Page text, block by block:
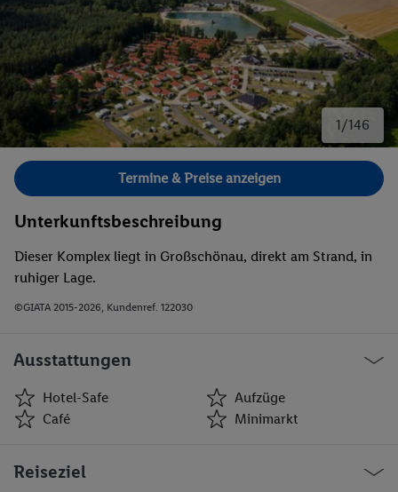
1/146
Bild 1 von 146.
Termine & Preise anzeigen
Unterkunftsbeschreibung
Dieser Komplex liegt in Großschönau, direkt am Strand, in
ruhiger Lage.
©GIATA 2015-2026, Kundenref. 122030
Ausstattungen
Hotel-Safe
Aufzüge
Café
Minimarkt
Café
Reiseziel